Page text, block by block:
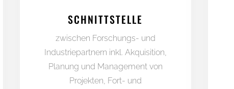
SCHNITTSTELLE
zwischen Forschungs- und
Industriepartnern inkl. Akquisition,
Planung und Management von
Projekten, Fort- und